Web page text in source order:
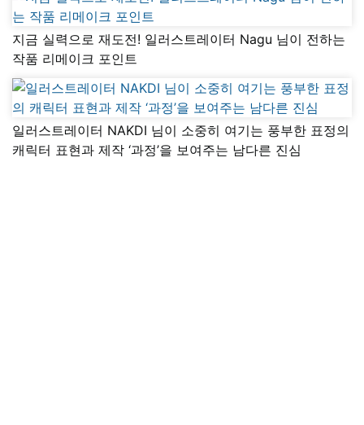
지금 실력으로 재도전! 일러스트레이터 Nagu 님이 전하는
작품 리메이크 포인트
일러스트레이터 NAKDI 님이 소중히 여기는 풍부한 표정의
캐릭터 표현과 제작 ‘과정’을 보여주는 남다른 진심